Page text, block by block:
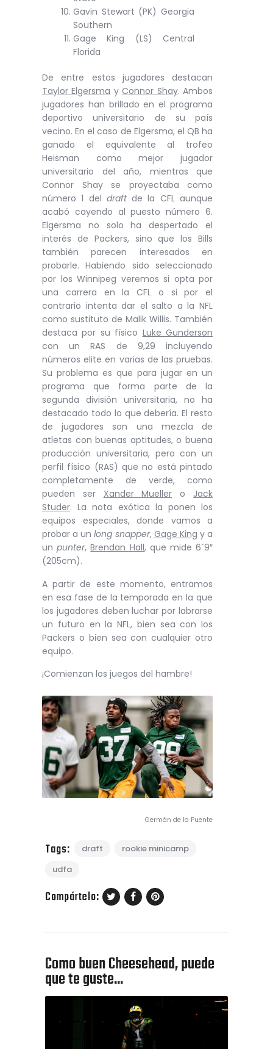
Gavin Stewart (PK) Georgia
Southern
Gage King (LS) Central
Florida
De entre estos jugadores destacan
Taylor Elgersma yConnor Shay. Ambos
jugadores han brillado en el programa
deportivo universitario de su país
vecino. En el caso de Elgersma, el QB ha
ganado el equivalente al trofeo
Heisman como mejor jugador
universitario del año, mientras que
Connor Shay se proyectaba como
número 1 del draftde la CFL aunque
acabó cayendo al puesto número 6.
Elgersma no solo ha despertado el
interés de Packers, sino que los Bills
también parecen interesados en
probarle. Habiendo sido seleccionado
por los Winnipeg veremos si opta por
una carrera en la CFL o si por el
contrario intenta dar el salto a la NFL
como sustituto de Malik Willis. También
destaca por su físico Luke Gunderson
con un RAS de 9,29 incluyendo
números elite en varias de las pruebas.
Su problema es que para jugar en un
programa que forma parte de la
segunda división universitaria, no ha
destacado todo lo que debería. El resto
de jugadores son una mezcla de
atletas con buenas aptitudes, o buena
producción universitaria, pero con un
perfil físico (RAS) que no está pintado
completamente de verde, como
pueden ser Xander Mueller o Jack
Studer. La nota exótica la ponen los
equipos especiales, donde vamos a
probar a unlong snapper, Gage King y a
unpunter,Brendan Hall, que mide 6´9″
(205cm).
A partir de este momento, entramos
en esa fase de la temporada en la que
los jugadores deben luchar por labrarse
un futuro en la NFL, bien sea con los
Packers o bien sea con cualquier otro
equipo.
¡Comienzan los juegos del hambre!
Germán de la Puente
Tags: draft
rookie minicamp
udfa
Compártelo:
Como buen Cheesehead, puede
que te guste...